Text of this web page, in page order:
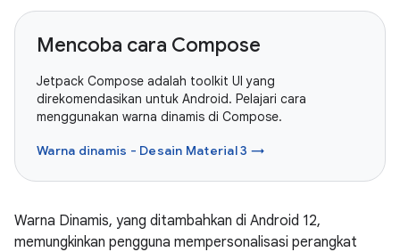
Mencoba cara Compose
Jetpack Compose adalah toolkit UI yang
direkomendasikan untuk Android. Pelajari cara
menggunakan warna dinamis di Compose.
Warna dinamis - Desain Material 3 →
Warna Dinamis, yang ditambahkan di Android 12,
memungkinkan pengguna mempersonalisasi perangkat